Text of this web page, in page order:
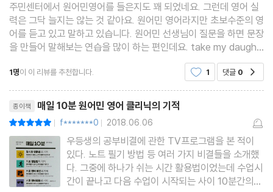
DAY 35 나 계속 그것에 대해 생각했어.
DAY 36 어떻게 생각해?
DAY 37 내 맘이지.
DAY 38 취업 준비 중이에요.
DAY 40 왜 우울한 얼굴이야?
DAY 41 나 눈치 보여.
DAY 42 우리 공통점이 있네.
DAY 43 생각해 놓은 게 있어?
DAY 44 너 병원 가야겠다.
주민센터에서 원어민영어를 들은지도 꽤 되었네요. 그런데 영어 실
력은 그닥 늘지는 않는 것 같아요. 원어민 영어라지만 초보수준의 영
어를 듣고 있고 말하고 있습니다. 원어민 선생님이 질문을 하면 문장
을 만들어 말해보는 연습을 많이 하는 편인데요. take my daught
er to the hospital이라는 문장을 말하게 되었는데 선생님 얼굴이
조금 어리둥절해하기도 하고 굳어진 표저을 짓는 것
1명이 이 리뷰를 추천합니다. 1 댓글 0
종이책 매일 10분 원어민 영어 클리닉의 기적
| f*******0 | 2018.06.06
우등생의 공부비결에 관한 TV프로그램을 본 적이
있다. 노트 필기 방법 등 여러 가지 비결들을 소개했
다. 그중에 하나가 쉬는 시간 활용법이었는데 수업시
간이 끝나고 다음 수업이 시작되는 사이 10분간의